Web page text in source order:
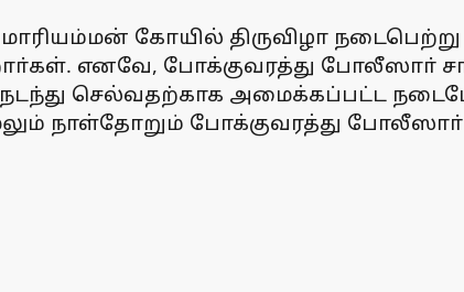
கோயில் திருவிழா
எனவே, போக்குவரத்து போலீஸாா்
செல்வதற்காக அமைக்கப்பட்ட
நாள்தோறும் போக்குவரத்து